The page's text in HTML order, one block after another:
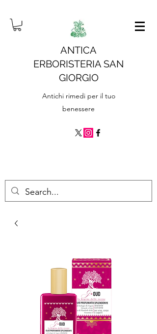
ANTICA
ERBORISTERIA SAN
GIORGIO
Antichi rimedi per il tuo
benessere